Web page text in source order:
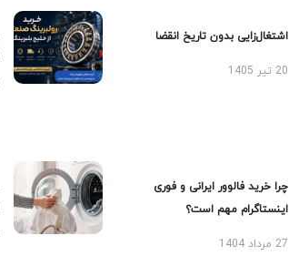
اشتغال‌زایی بدون تاریخ انقضا
20 تیر 1405
چرا خرید فالوور ایرانی و فوری
اینستاگرام مهم است؟
27 مرداد 1404